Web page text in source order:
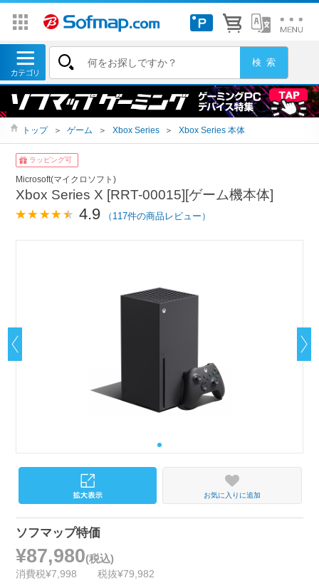
トップ ＞ ゲーム ＞ Xbox Series ＞ Xbox Series 本体
ラッピング可
Microsoft(マイクロソフト)
Xbox Series X [RRT-00015][ゲーム機本体]
4.9 （117件の商品レビュー）
お気に入りに追加
ソフマップ特価
¥87,980(税込)
消費税¥7,998 税抜¥79,982